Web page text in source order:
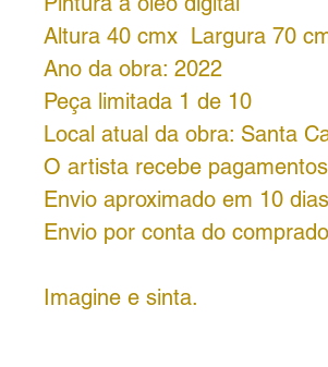
Altura 40 cmx Largura 70
Ano da obra: 2022
Peça limitada 1 de 10
Local atual da obra: Santa
O artista recebe
Envio aproximado em 10
Envio por conta do
Imagine e sinta.